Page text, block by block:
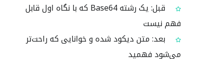
قبل: یک رشته Base64 که با نگاه اول قابل
فهم نیست
بعد: متن دیکود شده و خوانایی که راحت‌تر
می‌شود فهمید